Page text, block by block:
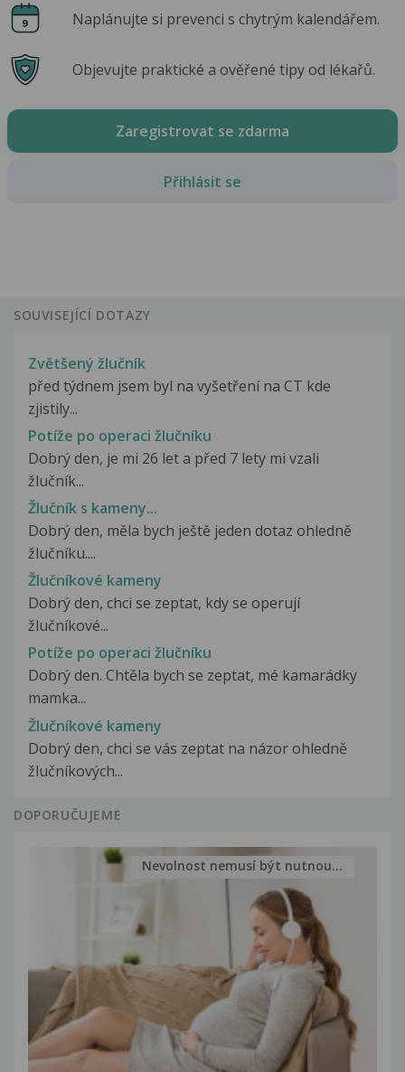
Naplánujte si prevenci s chytrým kalendářem.
Objevujte praktické a ověřené tipy od lékařů.
Zaregistrovat se zdarma
Přihlásit se
SOUVISEJÍCÍ DOTAZY
Zvětšený žlučník
před týdnem jsem byl na vyšetření na CT kde
zjistily...
Potíže po operaci žlučníku
Dobrý den, je mi 26 let a před 7 lety mi vzali
žlučník...
Žlučník s kameny...
Dobrý den, měla bych ještě jeden dotaz ohledně
žlučníku....
Žlučníkové kameny
Dobrý den, chci se zeptat, kdy se operují
žlučníkové...
Potíže po operaci žlučníku
Dobrý den. Chtěla bych se zeptat, mé kamarádky
mamka...
Žlučníkové kameny
Dobrý den, chci se vás zeptat na názor ohledně
žlučníkových...
DOPORUČUJEME
Nevolnost nemusí být nutnou...